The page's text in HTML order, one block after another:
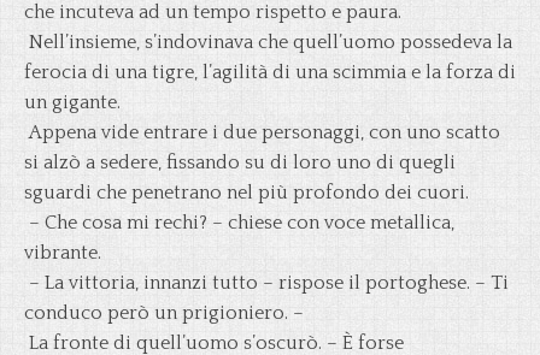
che incuteva ad un tempo rispetto e paura.
Nell’insieme, s’indovinava che quell’uomo possedeva la
ferocia di una tigre, l’agilità di una scimmia e la forza di
un gigante.
Appena vide entrare i due personaggi, con uno scatto
si alzò a sedere, fissando su di loro uno di quegli
sguardi che penetrano nel più profondo dei cuori.
– Che cosa mi rechi? – chiese con voce metallica,
vibrante.
– La vittoria, innanzi tutto – rispose il portoghese. – Ti
conduco però un prigioniero. –
La fronte di quell’uomo s’oscurò. – È forse